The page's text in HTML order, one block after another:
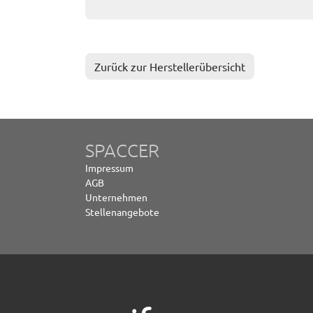
Zurück zur Herstellerübersicht
SPACCER
Impressum
AGB
Unternehmen
Stellenangebote